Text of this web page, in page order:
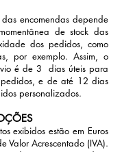
encomendas depende
de stock das
dos pedidos, como
por exemplo. Assim, o
é de 3 dias úteis para
e de até 12 dias
personalizados.
exibidos estão em Euros
Valor Acrescentado (IVA).